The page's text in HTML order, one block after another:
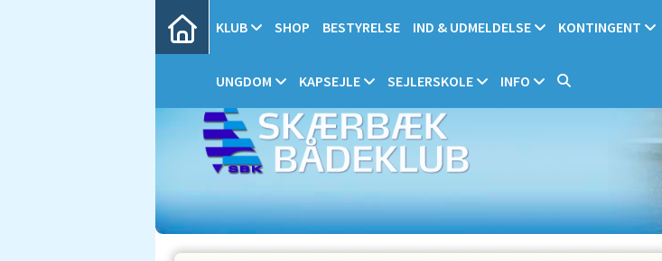
KLUB SHOP BESTYRELSE IND & UDMELDELSE KONTINGENT
UNGDOM KAPSEJLE SEJLERSKOLE INFO